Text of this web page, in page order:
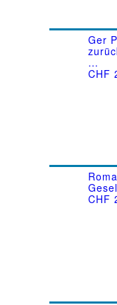
Ger
…
CHF
CHF